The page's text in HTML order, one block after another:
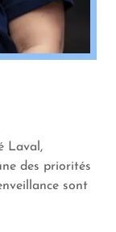
Laval,
des priorités
sont